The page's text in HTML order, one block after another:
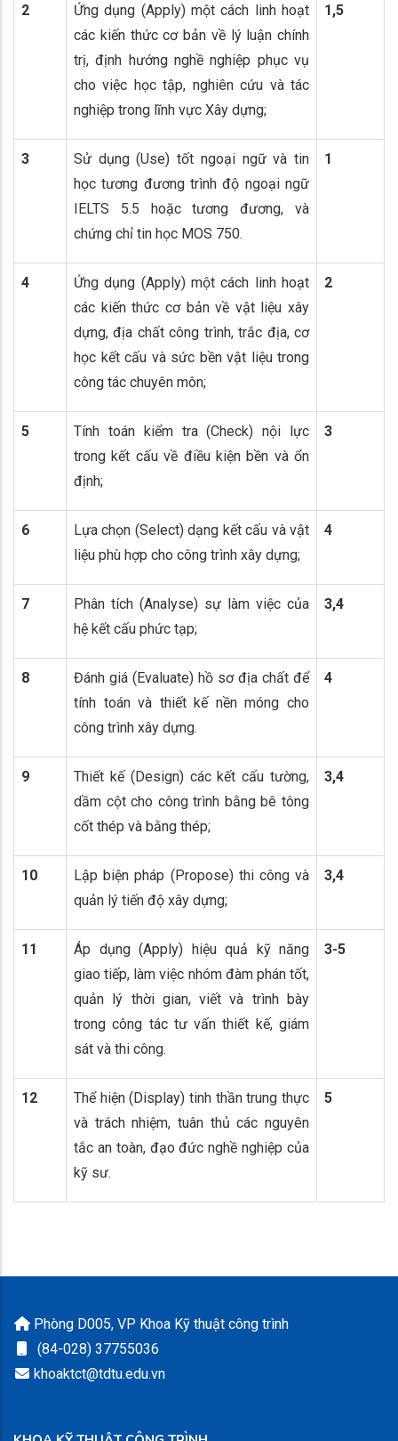
2
Ứng dụng (Apply) một cách linh hoạt
các kiến thức cơ bản về lý luận chính
trị, định hướng nghề nghiệp phục vụ
cho việc học tập, nghiên cứu và tác
nghiệp trong lĩnh vực Xây dựng;
1,5
3
Sử dụng (Use) tốt ngoại ngữ và tin
học tương đương trình độ ngoại ngữ
IELTS 5.5 hoặc tương đương, và
chứng chỉ tin học MOS 750.
1
4
Ứng dụng (Apply) một cách linh hoạt
các kiến thức cơ bản về vật liệu xây
dựng, địa chất công trình, trắc địa, cơ
học kết cấu và sức bền vật liệu trong
công tác chuyên môn;
2
5
Tính toán kiểm tra (Check) nội lực
trong kết cấu về điều kiện bền và ổn
định;
3
6
Lựa chọn (Select) dạng kết cấu và vật
liệu phù hợp cho công trình xây dựng;
4
7
Phân tích (Analyse) sự làm việc của
hệ kết cấu phức tạp;
3,4
8
Đánh giá (Evaluate) hồ sơ địa chất để
tính toán và thiết kế nền móng cho
công trình xây dựng.
4
9
Thiết kế (Design) các kết cấu tường,
dầm cột cho công trình bằng bê tông
cốt thép và bằng thép;
3,4
10
Lập biện pháp (Propose) thi công và
quản lý tiến độ xây dựng;
3,4
11
Áp dụng (Apply) hiệu quả kỹ năng
giao tiếp, làm việc nhóm đàm phán tốt,
quản lý thời gian, viết và trình bày
trong công tác tư vấn thiết kế, giám
sát và thi công.
3-5
12
Thể hiện (Display) tinh thần trung thực
và trách nhiệm, tuân thủ các nguyên
tắc an toàn, đạo đức nghề nghiệp của
kỹ sư.
5
Phòng D005, VP Khoa Kỹ thuật công trình
(84-028) 37755036
khoaktct@tdtu.edu.vn